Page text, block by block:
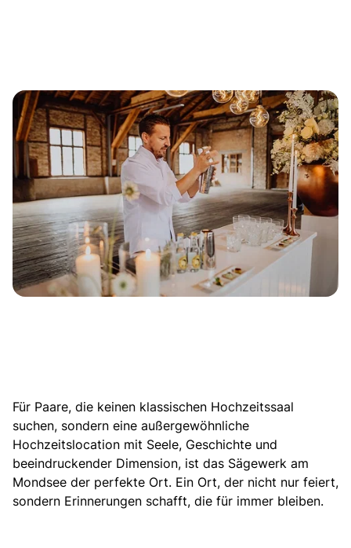
Für Paare, die keinen klassischen Hochzeitssaal
suchen, sondern eine außergewöhnliche
Hochzeitslocation mit Seele, Geschichte und
beeindruckender Dimension, ist das Sägewerk am
Mondsee der perfekte Ort. Ein Ort, der nicht nur feiert,
sondern Erinnerungen schafft, die für immer bleiben.